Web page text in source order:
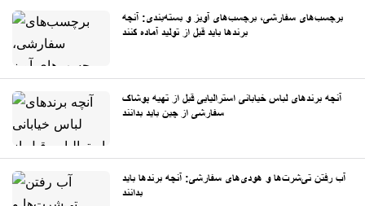
برچسب‌های سفارشی، برچسب‌های آویز و بسته‌بندی: آنچه
برندها باید قبل از تولید آماده کنند
آنچه برندهای لباس خیابانی استرالیایی قبل از تهیه پوشاک
سفارشی از چین باید بدانند
آب رفتن تی‌شرت‌ها و هودی‌های سفارشی: آنچه برندها باید
بدانند